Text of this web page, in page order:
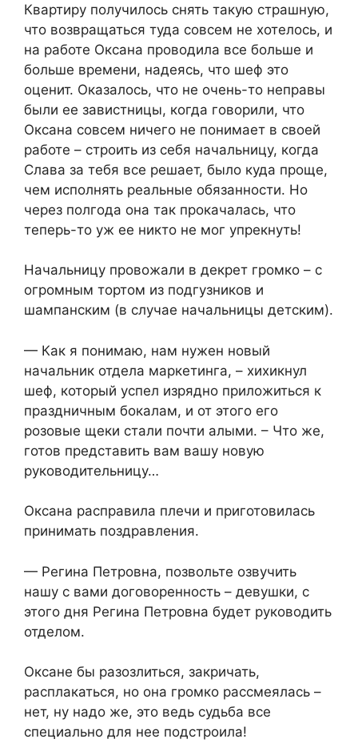
Квартиру получилось снять такую страшную,
что возвращаться туда совсем не хотелось, и
на работе Оксана проводила все больше и
больше времени, надеясь, что шеф это
оценит. Оказалось, что не очень-то неправы
были ее завистницы, когда говорили, что
Оксана совсем ничего не понимает в своей
работе – строить из себя начальницу, когда
Слава за тебя все решает, было куда проще,
чем исполнять реальные обязанности. Но
через полгода она так прокачалась, что
теперь-то уж ее никто не мог упрекнуть!
Начальницу провожали в декрет громко – с
огромным тортом из подгузников и
шампанским (в случае начальницы детским).
— Как я понимаю, нам нужен новый
начальник отдела маркетинга, – хихикнул
шеф, который успел изрядно приложиться к
праздничным бокалам, и от этого его
розовые щеки стали почти алыми. – Что же,
готов представить вам вашу новую
руководительницу…
Оксана расправила плечи и приготовилась
принимать поздравления.
— Регина Петровна, позвольте озвучить
нашу с вами договоренность – девушки, с
этого дня Регина Петровна будет руководить
отделом.
Оксане бы разозлиться, закричать,
расплакаться, но она громко рассмеялась –
нет, ну надо же, это ведь судьба все
специально для нее подстроила!